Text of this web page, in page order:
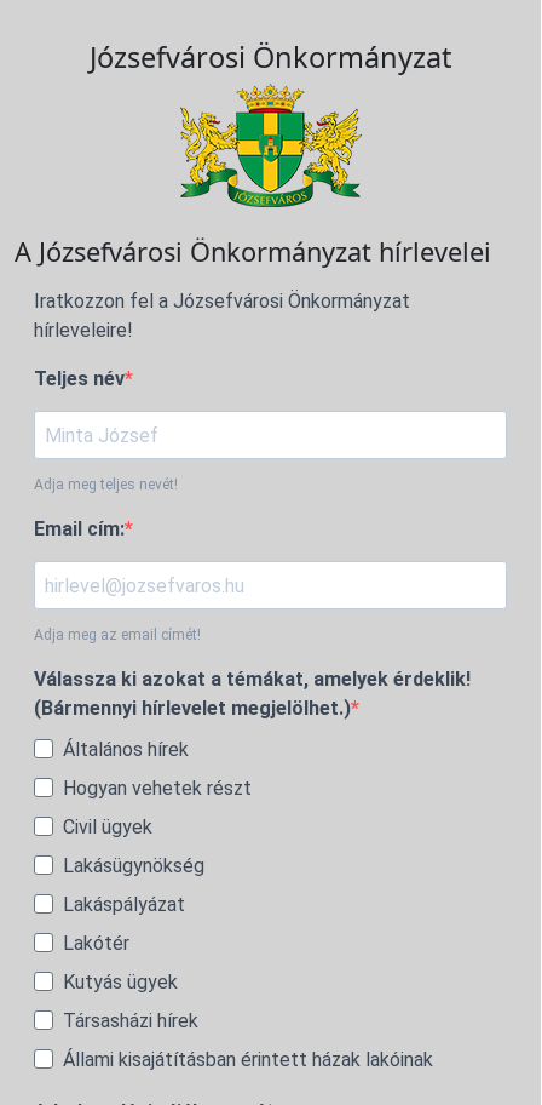
Józsefvárosi Önkormányzat
A Józsefvárosi Önkormányzat hírlevelei
Iratkozzon fel a Józsefvárosi Önkormányzat
hírleveleire!
Teljes név
Adja meg teljes nevét!
Email cím:
Adja meg az email címét!
Válassza ki azokat a témákat, amelyek érdeklik!
(Bármennyi hírlevelet megjelölhet.)
Általános hírek
Hogyan vehetek részt
Civil ügyek
Lakásügynökség
Lakáspályázat
Lakótér
Kutyás ügyek
Társasházi hírek
Állami kisajátításban érintett házak lakóinak